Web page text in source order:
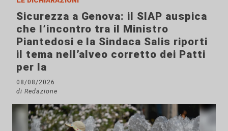
Sicurezza a Genova: il SIAP auspica
che l’incontro tra il Ministro
Piantedosi e la Sindaca Salis riporti
il tema nell’alveo corretto dei Patti
per la
08/08/2026
di Redazione